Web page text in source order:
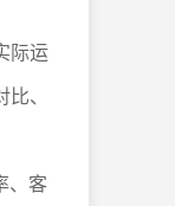
际运
、
、客